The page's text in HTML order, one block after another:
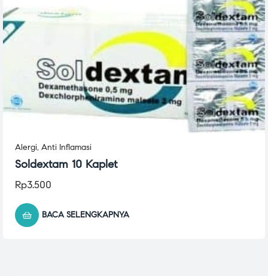
Alergi, Anti Inflamasi
Soldextam 10 Kaplet
Rp3.500
BACA SELENGKAPNYA